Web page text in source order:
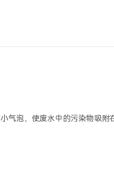
气泡，使废水中的污染物吸附